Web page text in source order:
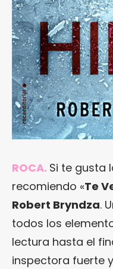
ROCA. Si te gusta
recomiendo «Te
Robert Bryndza.
todos los
lectura hasta el
inspectora fuerte